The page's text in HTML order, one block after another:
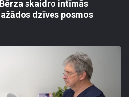
skaidro intīmās
dzīves posmos